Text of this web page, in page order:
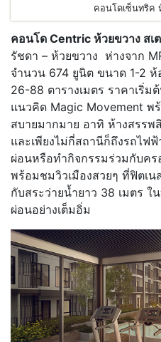
คอนโดเซ็นทริค
คอนโด Centric ห้วยขวาง สเ
รัชดา – ห้วยขวาง ห่างจาก
จำนวน 674 ยูนิต ขนาด 1-2
26-88 ตารางเมตร ราคาเริ่
แนวคิด Magic Movement พ
สบายมากมาย อาทิ ห้างสรรพ
และเพียงไม่กี่สถานีก็ถึงรถไฟ
ผ่อนหรือทำกิจกรรมร่วมกับคร
พร้อมชมวิวเมืองสวยๆ ที่ฟิตเ
กับสระว่ายน้ำยาว 38 เมตร
ผ่อนอย่างเต็มอิ่ม